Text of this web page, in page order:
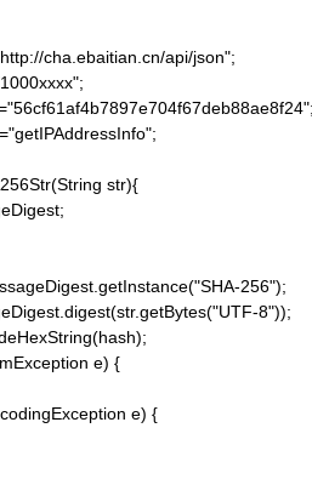
cha.ebaitian.cn/api/json";
str){
256");
8"));
e) {
e) {